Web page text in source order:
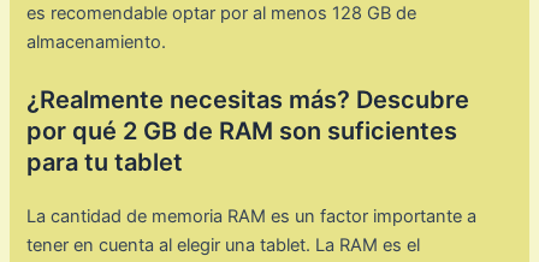
es recomendable optar por al menos 128 GB de
almacenamiento.
¿Realmente necesitas más? Descubre
por qué 2 GB de RAM son suficientes
para tu tablet
La cantidad de memoria RAM es un factor importante a
tener en cuenta al elegir una tablet. La RAM es el